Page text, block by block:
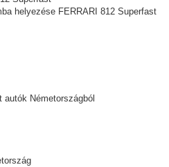
helyezése FERRARI 812 Superfast
Németországból